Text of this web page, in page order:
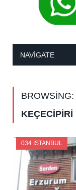
NAVIGATE
BROWSING:
034 İSTANBUL